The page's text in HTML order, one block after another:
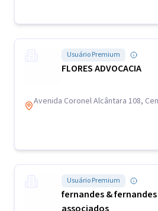
Usuário Premium
FLORES ADVOCACIA
Avenida Coronel Alcântara 108,
Usuário Premium
fernandes &